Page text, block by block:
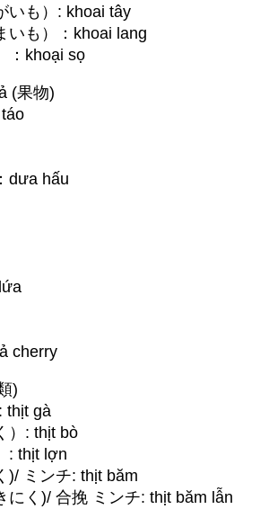
いも）: khoai tây
いも）：khoai lang
：khoại sọ
(果物)
dưa hấu
cherry
)
thịt gà
）: thịt bò
: thịt lợn
)/ ミンチ: thịt băm
にく)/ 合挽 ミンチ: thịt băm lẫn